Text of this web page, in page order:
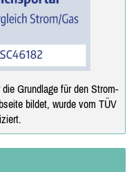
Grundlage für den Strom-
bildet, wurde vom TÜV